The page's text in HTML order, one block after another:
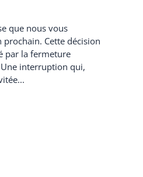
que nous vous
Cette décision
par la fermeture
interruption qui,